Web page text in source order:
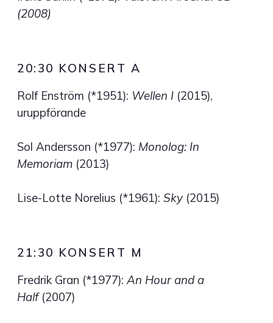
(2008)
20:30 KONSERT A
Rolf Enström (*1951): Wellen I (2015),
uruppförande
Sol Andersson (*1977): Monolog: In
Memoriam (2013)
Lise-Lotte Norelius (*1961):Sky (2015)
21:30 KONSERT M
Fredrik Gran (*1977):An Hour and a
Half (2007)